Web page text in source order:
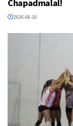
Chapadmalal!
2026-06-10